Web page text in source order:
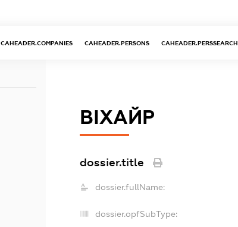
CAHEADER.COMPANIES CAHEADER.PERSONS CAHEADER.PERSSEARCH
ВІХАЙР
dossier.title
dossier.fullName:
dossier.opfSubType: